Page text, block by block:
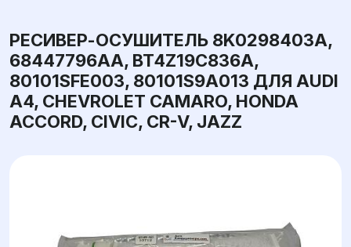
РЕСИВЕР-ОСУШИТЕЛЬ 8K0298403A,
68447796AA, BT4Z19C836A,
80101SFE003, 80101S9A013 ДЛЯ AUDI
A4, CHEVROLET CAMARO, HONDA
ACCORD, CIVIC, CR-V, JAZZ